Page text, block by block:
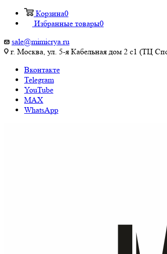
Корзина0
Избранные товары0
sale@mimicrya.ru
г. Москва, ул. 5-я Кабельная дом 2 с1 (ТЦ
Вконтакте
Telegram
YouTube
MAX
WhatsApp